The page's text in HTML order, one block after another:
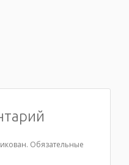
Обязательные